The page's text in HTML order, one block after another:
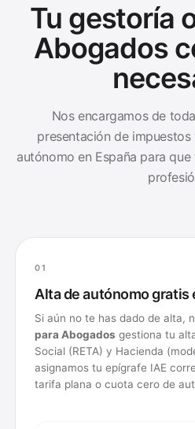
Tu gestoría
Abogados
Nos encargamos de
presentación de
autónomo en España para
01
Alta de autónomo gratis
Si aún no te has dado de alta,
para Abogados gestiona tu
Social (RETA) y Hacienda
asignamos tu epígrafe IAE
tarifa plana o cuota cero de